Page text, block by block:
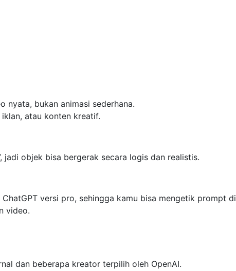
nyata, bukan animasi sederhana.
atau konten kreatif.
jadi objek bisa bergerak secara logis dan realistis.
versi pro, sehingga kamu bisa mengetik prompt di
video.
dan beberapa kreator terpilih oleh OpenAI.